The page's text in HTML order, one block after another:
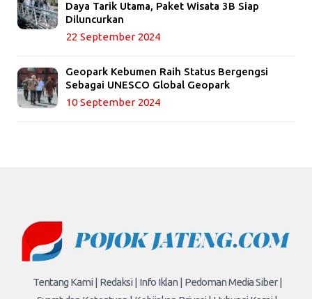
Daya Tarik Utama, Paket Wisata 3B Siap
Diluncurkan
22 September 2024
Geopark Kebumen Raih Status Bergengsi
Sebagai UNESCO Global Geopark
10 September 2024
Tentang Kami | Redaksi | Info Iklan | Pedoman Media Siber |